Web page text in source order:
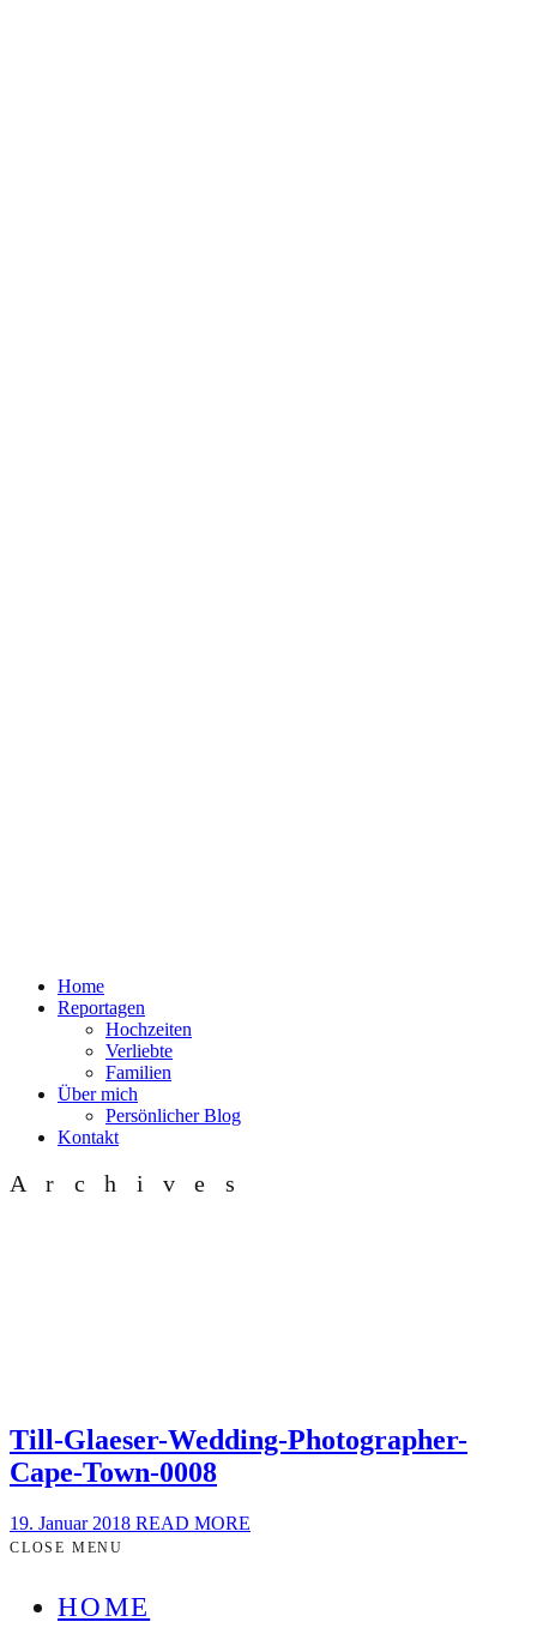
Home
Reportagen
Hochzeiten
Verliebte
Familien
Über mich
Persönlicher Blog
Kontakt
Archives
Till-Glaeser-Wedding-Photographer-
Cape-Town-0008
19. Januar 2018 READ MORE
CLOSE MENU
HOME